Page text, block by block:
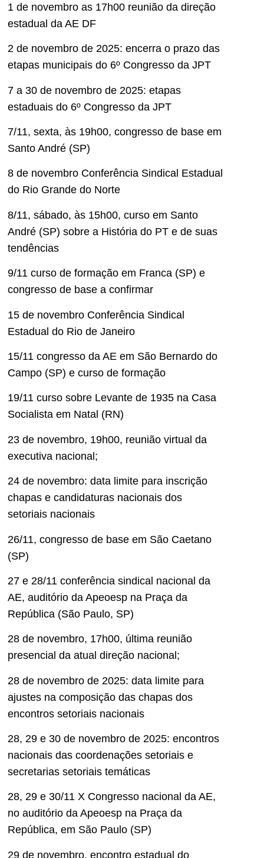
1 de novembro as 17h00 reunião da direção
estadual da AE DF
2 de novembro de 2025: encerra o prazo das
etapas municipais do 6º Congresso da JPT
7 a 30 de novembro de 2025: etapas
estaduais do 6º Congresso da JPT
7/11, sexta, às 19h00, congresso de base em
Santo André (SP)
8 de novembro Conferência Sindical Estadual
do Rio Grande do Norte
8/11, sábado, às 15h00, curso em Santo
André (SP) sobre a História do PT e de suas
tendências
9/11 curso de formação em Franca (SP) e
congresso de base a confirmar
15 de novembro Conferência Sindical
Estadual do Rio de Janeiro
15/11 congresso da AE em São Bernardo do
Campo (SP) e curso de formação
19/11 curso sobre Levante de 1935 na Casa
Socialista em Natal (RN)
23 de novembro, 19h00, reunião virtual da
executiva nacional;
24 de novembro: data limite para inscrição
chapas e candidaturas nacionais dos
setoriais nacionais
26/11, congresso de base em São Caetano
(SP)
27 e 28/11 conferência sindical nacional da
AE, auditório da Apeoesp na Praça da
República (São Paulo, SP)
28 de novembro, 17h00, última reunião
presencial da atual direção nacional;
28 de novembro de 2025: data limite para
ajustes na composição das chapas dos
encontros setoriais nacionais
28, 29 e 30 de novembro de 2025: encontros
nacionais das coordenações setoriais e
secretarias setoriais temáticas
28, 29 e 30/11 X Congresso nacional da AE,
no auditório da Apeoesp na Praça da
República, em São Paulo (SP)
29 de novembro, encontro estadual do